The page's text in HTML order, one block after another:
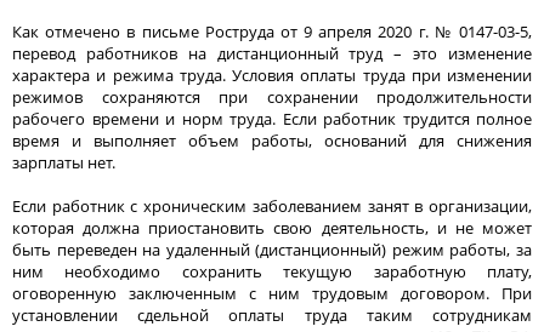
Как отмечено в письме Роструда от 9 апреля 2020 г. № 0147-03-5,
перевод работников на дистанционный труд – это изменение
характера и режима труда. Условия оплаты труда при изменении
режимов сохраняются при сохранении продолжительности
рабочего времени и норм труда. Если работник трудится полное
время и выполняет объем работы, оснований для снижения
зарплаты нет.
Если работник с хроническим заболеванием занят в организации,
которая должна приостановить свою деятельность, и не может
быть переведен на удаленный (дистанционный) режим работы, за
ним необходимо сохранить текущую заработную плату,
оговоренную заключенным с ним трудовым договором. При
установлении сдельной оплаты труда таким сотрудникам